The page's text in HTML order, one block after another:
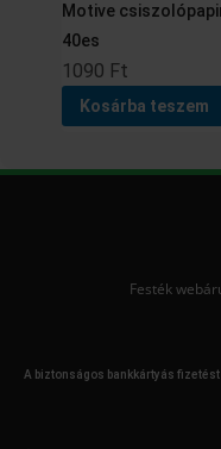
Motive
40es
1090 Ft
Kosárba teszem
Festék
A biztonságos bankkártyás